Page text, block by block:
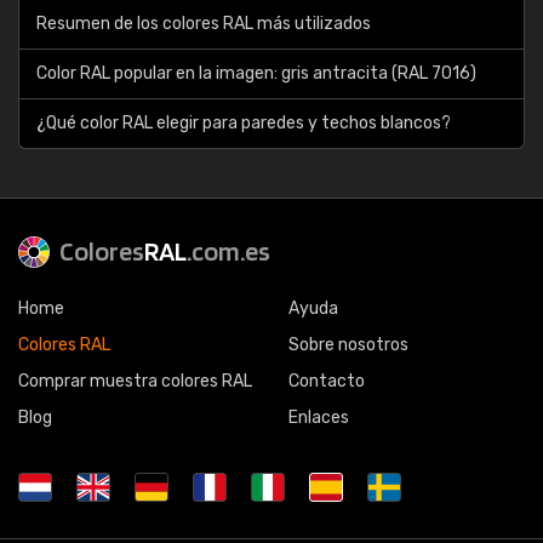
Resumen de los colores RAL más utilizados
Color RAL popular en la imagen: gris antracita (RAL 7016)
¿Qué color RAL elegir para paredes y techos blancos?
ColoresRAL.com.es
Home
Colores RAL
Comprar muestra colores RAL
Blog
Ayuda
Sobre nosotros
Contacto
Enlaces